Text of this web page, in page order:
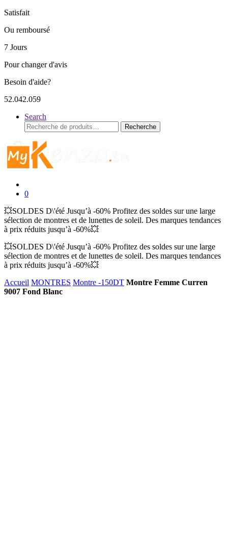
Satisfait
Ou remboursé
7 Jours
Pour changer d'avis
Besoin d'aide?
52.042.059
Search
Recherche
pour :
Recherche
0
💥SOLDES D\'été Jusqu’à -60% Profitez des soldes sur une large
sélection de montres et de lunettes de soleil. Des marques tendances
à prix réduits jusqu’à -60%💥
💥SOLDES D\'été Jusqu’à -60% Profitez des soldes sur une large
sélection de montres et de lunettes de soleil. Des marques tendances
à prix réduits jusqu’à -60%💥
Accueil MONTRES Montre -150DT Montre Femme Curren
9007 Fond Blanc